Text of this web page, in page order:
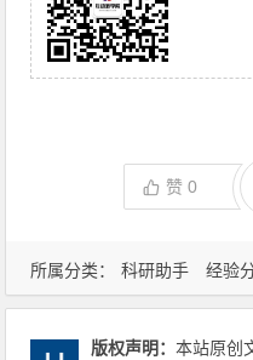
所属分类： 科研助手 经验
赞0
版权声明：本站原创